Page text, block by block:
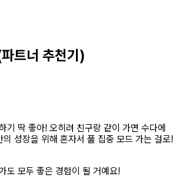
트너 추천기)
기 딱 좋아! 오히려 친구랑 같이 가면 수다에
의 성장을 위해 혼자서 풀 집중 모드 가는 걸로!
도 모두 좋은 경험이 될 거예요!